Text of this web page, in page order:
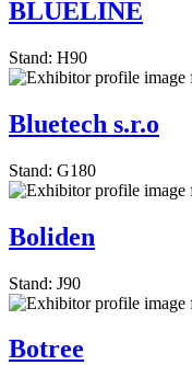
BLUELINE
Stand: H90
Bluetech s.r.o
Stand: G180
Boliden
Stand: J90
Botree